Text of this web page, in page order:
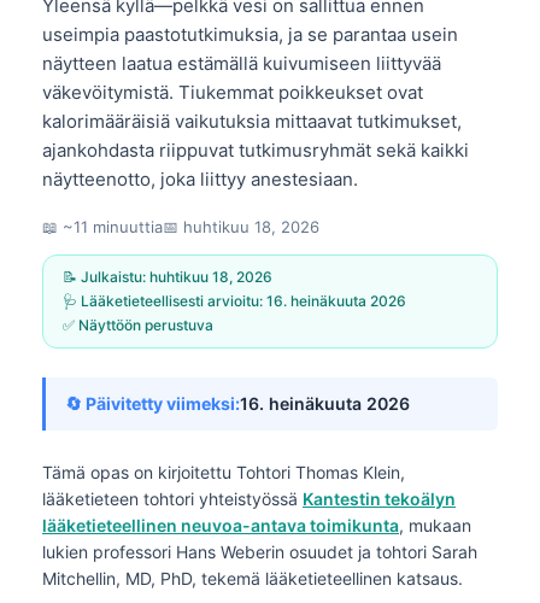
Yleensä kyllä—pelkkä vesi on sallittua ennen
useimpia paastotutkimuksia, ja se parantaa usein
näytteen laatua estämällä kuivumiseen liittyvää
väkevöitymistä. Tiukemmat poikkeukset ovat
kalorimääräisiä vaikutuksia mittaavat tutkimukset,
ajankohdasta riippuvat tutkimusryhmät sekä kaikki
näytteenotto, joka liittyy anestesiaan.
📖 ~11 minuuttia📅 huhtikuu 18, 2026
📝 Julkaistu: huhtikuu 18, 2026
🩺 Lääketieteellisesti arvioitu: 16. heinäkuuta 2026
✅ Näyttöön perustuva
🔄 Päivitetty viimeksi:16. heinäkuuta 2026
Tämä opas on kirjoitettu Tohtori Thomas Klein,
lääketieteen tohtori yhteistyössä Kantestin tekoälyn
lääketieteellinen neuvoa-antava toimikunta, mukaan
lukien professori Hans Weberin osuudet ja tohtori Sarah
Mitchellin, MD, PhD, tekemä lääketieteellinen katsaus.